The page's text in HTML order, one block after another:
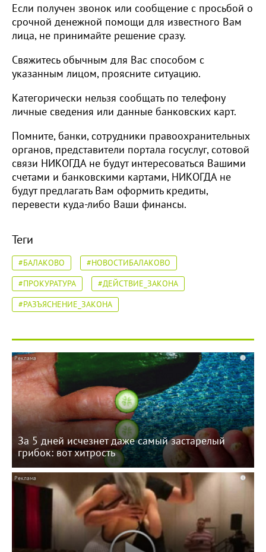
Если получен звонок или сообщение с просьбой о
срочной денежной помощи для известного Вам
лица, не принимайте решение сразу.
Свяжитесь обычным для Вас способом с
указанным лицом, проясните ситуацию.
Категорически нельзя сообщать по телефону
личные сведения или данные банковских карт.
Помните, банки, сотрудники правоохранительных
органов, представители портала госуслуг, сотовой
связи НИКОГДА не будут интересоваться Вашими
счетами и банковскими картами, НИКОГДА не
будут предлагать Вам оформить кредиты,
перевести куда-либо Ваши финансы.
Теги
#БАЛАКОВО
#НОВОСТИБАЛАКОВО
#ПРОКУРАТУРА
#ДЕЙСТВИЕ_ЗАКОНА
#РАЗЪЯСНЕНИЕ_ЗАКОНА
i
За 5 дней исчезнет даже самый застарелый
грибок: вот хитрость
i